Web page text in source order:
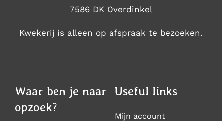
7586 DK Overdinkel
Kwekerij is alleen op afspraak te bezoeken.
Waar ben je naar
opzoek?
Useful links
Mijn account